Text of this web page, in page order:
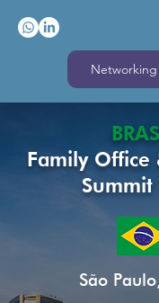
Family Office
Summit
São